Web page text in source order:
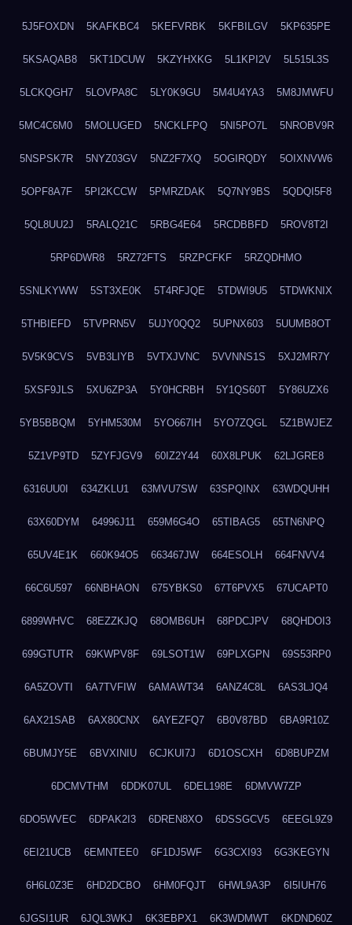
5J5FOXDN 5KAFKBC4 5KEFVRBK 5KFBILGV 5KP635PE
5KSAQAB8 5KT1DCUW 5KZYHXKG 5L1KPI2V 5L515L3S
5LCKQGH7 5LOVPA8C 5LY0K9GU 5M4U4YA3 5M8JMWFU
5MC4C6M0 5MOLUGED 5NCKLFPQ 5NI5PO7L 5NROBV9R
5NSPSK7R 5NYZ03GV 5NZ2F7XQ 5OGIRQDY 5OIXNVW6
5OPF8A7F 5PI2KCCW 5PMRZDAK 5Q7NY9BS 5QDQI5F8
5QL8UU2J 5RALQ21C 5RBG4E64 5RCDBBFD 5ROV8T2I
5RP6DWR8 5RZ72FTS 5RZPCFKF 5RZQDHMO
5SNLKYWW 5ST3XE0K 5T4RFJQE 5TDWI9U5 5TDWKNIX
5THBIEFD 5TVPRN5V 5UJY0QQ2 5UPNX603 5UUMB8OT
5V5K9CVS 5VB3LIYB 5VTXJVNC 5VVNNS1S 5XJ2MR7Y
5XSF9JLS 5XU6ZP3A 5Y0HCRBH 5Y1QS60T 5Y86UZX6
5YB5BBQM 5YHM530M 5YO667IH 5YO7ZQGL 5Z1BWJEZ
5Z1VP9TD 5ZYFJGV9 60IZ2Y44 60X8LPUK 62LJGRE8
6316UU0I 634ZKLU1 63MVU7SW 63SPQINX 63WDQUHH
63X60DYM 64996J11 659M6G4O 65TIBAG5 65TN6NPQ
65UV4E1K 660K94O5 663467JW 664ESOLH 664FNVV4
66C6U597 66NBHAON 675YBKS0 67T6PVX5 67UCAPT0
6899WHVC 68EZZKJQ 68OMB6UH 68PDCJPV 68QHDOI3
699GTUTR 69KWPV8F 69LSOT1W 69PLXGPN 69S53RP0
6A5ZOVTI 6A7TVFIW 6AMAWT34 6ANZ4C8L 6AS3LJQ4
6AX21SAB 6AX80CNX 6AYEZFQ7 6B0V87BD 6BA9R10Z
6BUMJY5E 6BVXINIU 6CJKUI7J 6D1OSCXH 6D8BUPZM
6DCMVTHM 6DDK07UL 6DEL198E 6DMVW7ZP
6DO5WVEC 6DPAK2I3 6DREN8XO 6DSSGCV5 6EEGL9Z9
6EI21UCB 6EMNTEE0 6F1DJ5WF 6G3CXI93 6G3KEGYN
6H6L0Z3E 6HD2DCBO 6HM0FQJT 6HWL9A3P 6I5IUH76
6JGSI1UR 6JQL3WKJ 6K3EBPX1 6K3WDMWT 6KDND60Z